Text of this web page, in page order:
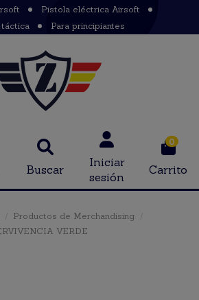
Pistola eléctrica Airsoft
táctica
Para principiantes
Buscar
Iniciar
sesión
0
Carrito
Productos de Merchandising
VERDE